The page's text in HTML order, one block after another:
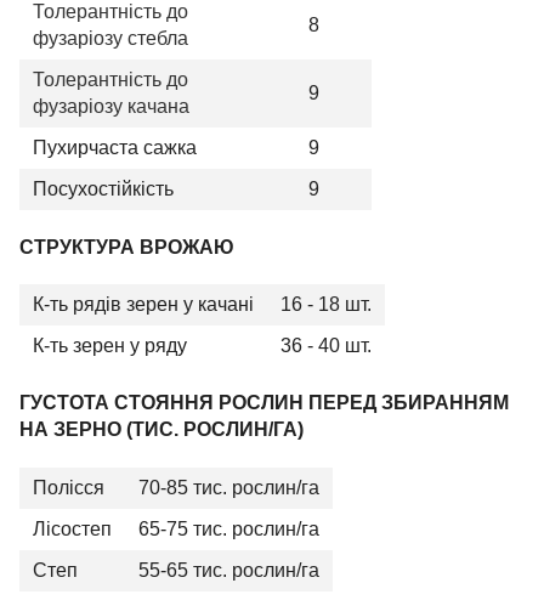
Толерантність до
фузаріозу стебла
8
Толерантність до
фузаріозу качана
9
Пухирчаста сажка
9
Посухостійкість
9
СТРУКТУРА ВРОЖАЮ
К-ть рядів зерен у качані
16 - 18 шт.
К-ть зерен у ряду
36 - 40 шт.
ГУСТОТА СТОЯННЯ РОСЛИН ПЕРЕД ЗБИРАННЯМ
НА ЗЕРНО (ТИС. РОСЛИН/ГА)
Полісся
70-85 тис. рослин/га
Лісостеп
65-75 тис. рослин/га
Степ
55-65 тис. рослин/га